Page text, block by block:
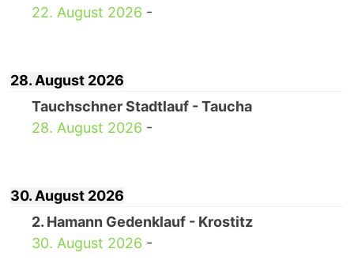
22. August 2026 -
28. August 2026
Tauchschner Stadtlauf - Taucha
28. August 2026 -
30. August 2026
2. Hamann Gedenklauf - Krostitz
30. August 2026 -